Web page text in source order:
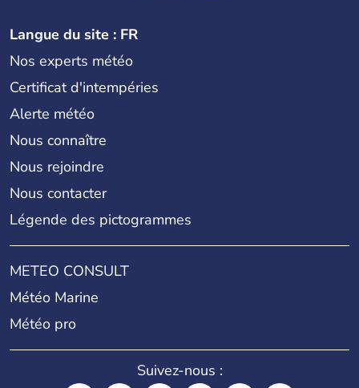
Langue du site : FR
Nos experts météo
Certificat d'intempéries
Alerte météo
Nous connaître
Nous rejoindre
Nous contacter
Légende des pictogrammes
METEO CONSULT
Météo Marine
Météo pro
Suivez-nous :